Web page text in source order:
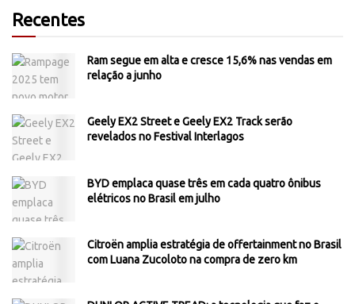
Recentes
Ram segue em alta e cresce 15,6% nas vendas em
relação a junho
Geely EX2 Street e Geely EX2 Track serão
revelados no Festival Interlagos
BYD emplaca quase três em cada quatro ônibus
elétricos no Brasil em julho
Citroën amplia estratégia de offertainment no Brasil
com Luana Zucoloto na compra de zero km